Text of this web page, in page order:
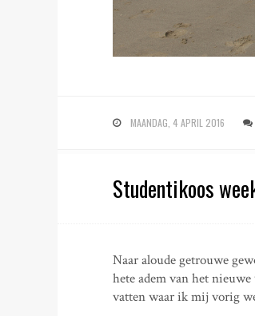
MAANDAG, 4 APRIL 2016
Studentikoos
Naar aloude getrouwe
hete adem van het
vatten waar ik mij vorig